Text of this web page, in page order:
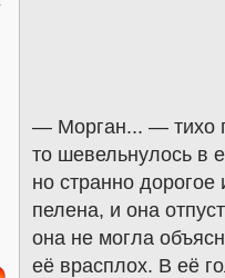
— Морган... — тихо
то шевельнулось в
но странно
пелена, и она
она не могла
её врасплох. В её